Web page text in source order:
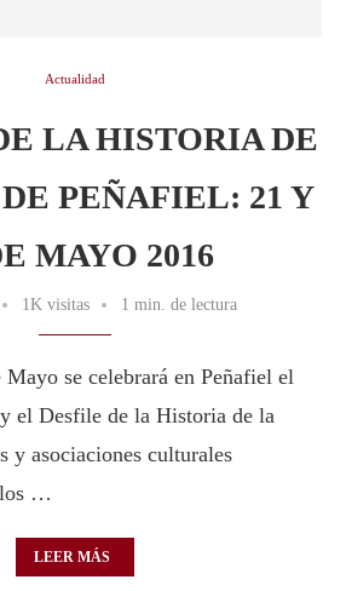
Actualidad
LA HISTORIA DE
PEÑAFIEL: 21 Y
MAYO 2016
1K visitas 1 min. de lectura
se celebrará en Peñafiel el
el Desfile de la Historia de la
y asociaciones culturales
…
LEER MÁS